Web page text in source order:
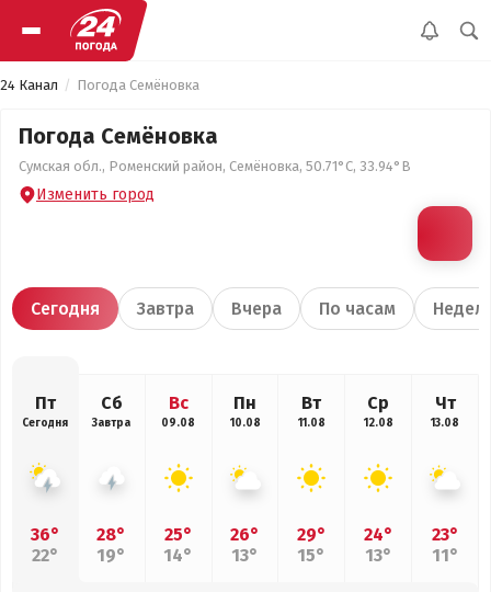
24 Канал Погода Семёновка
Погода Семёновка
Сумская обл., Роменский район, Семёновка, 50.71°С, 33.94°В
Изменить город
Сегодня Завтра Вчера По часам
Пт
Сегодня
36°
22°
Сб
Завтра
28°
19°
Вс
09.08
25°
14°
Пн
10.08
26°
13°
Вт
11.08
29°
15°
Ср
12.08
24°
13°
Чт
13.08
23°
11°